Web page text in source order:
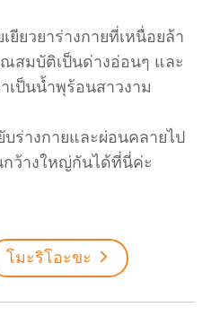
ยียวยาร่างกายที่เหนื่อยล้า
สมบัติเป็นด่างอ่อนๆ และ
เป็นน้ำพุร้อนสาวงาม
ร่างกายและผ่อนคลายไป
ว้างใหญ่กันได้ที่นี่ค่ะ
โมะริโอะขะ